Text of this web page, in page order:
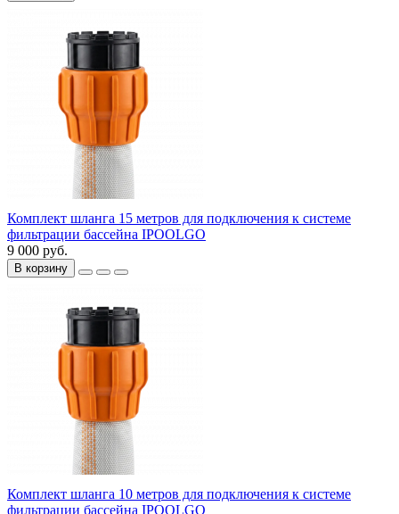
Комплект шланга 15 метров для подключения к системе
фильтрации бассейна IPOOLGO
9 000 руб.
В корзину
Комплект шланга 10 метров для подключения к системе
фильтрации бассейна IPOOLGO